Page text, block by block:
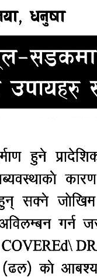
वर्ष आयोजना
कार्यक्रम भर्चुअल
अवार्डको
।
उत्कृष्ट
एशियन जर्नालिस्ट
अरू
अवार्ड एसएमएस
। आयोजक
मुख्य
हस्ताक्षर